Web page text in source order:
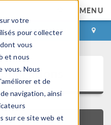
votre
pour collecter
vous
et nous
vous. Nous
et de
navigation, ainsi
sur ce site web et
MENU
CONTACT